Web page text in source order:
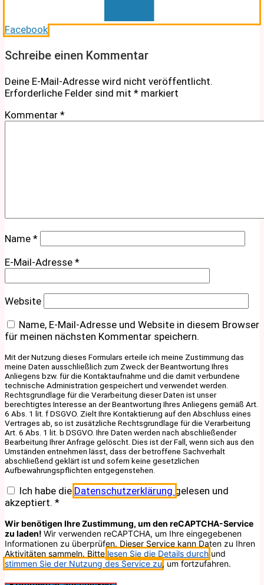
Facebook
Schreibe einen Kommentar
Deine E-Mail-Adresse wird nicht veröffentlicht.
Erforderliche Felder sind mit * markiert
Kommentar *
Name *
E-Mail-Adresse *
Website
Name, E-Mail-Adresse und Website in diesem Browser
für meinen nächsten Kommentar speichern.
Mit der Nutzung dieses Formulars erteile ich meine Zustimmung das
meine Daten ausschließlich zum Zweck der Beantwortung Ihres
Anliegens bzw. für die Kontaktaufnahme und die damit verbundene
technische Administration gespeichert und verwendet werden.
Rechtsgrundlage für die Verarbeitung dieser Daten ist unser
berechtigtes Interesse an der Beantwortung Ihres Anliegens gemäß Art.
6 Abs. 1 lit. f DSGVO. Zielt Ihre Kontaktierung auf den Abschluss eines
Vertrages ab, so ist zusätzliche Rechtsgrundlage für die Verarbeitung
Art. 6 Abs. 1 lit. b DSGVO. Ihre Daten werden nach abschließender
Bearbeitung Ihrer Anfrage gelöscht. Dies ist der Fall, wenn sich aus den
Umständen entnehmen lässt, dass der betroffene Sachverhalt
abschließend geklärt ist und sofern keine gesetzlichen
Aufbewahrungspflichten entgegenstehen.
Ich habe die Datenschutzerklärung gelesen und
akzeptiert. *
Wir benötigen Ihre Zustimmung, um den reCAPTCHA-Service
zu laden! Wir verwenden reCAPTCHA, um Ihre eingegebenen
Informationen zu überprüfen. Dieser Service kann Daten zu Ihren
Aktivitäten sammeln. Bitte lesen Sie die Details durch und
stimmen Sie der Nutzung des Service zu, um fortzufahren.